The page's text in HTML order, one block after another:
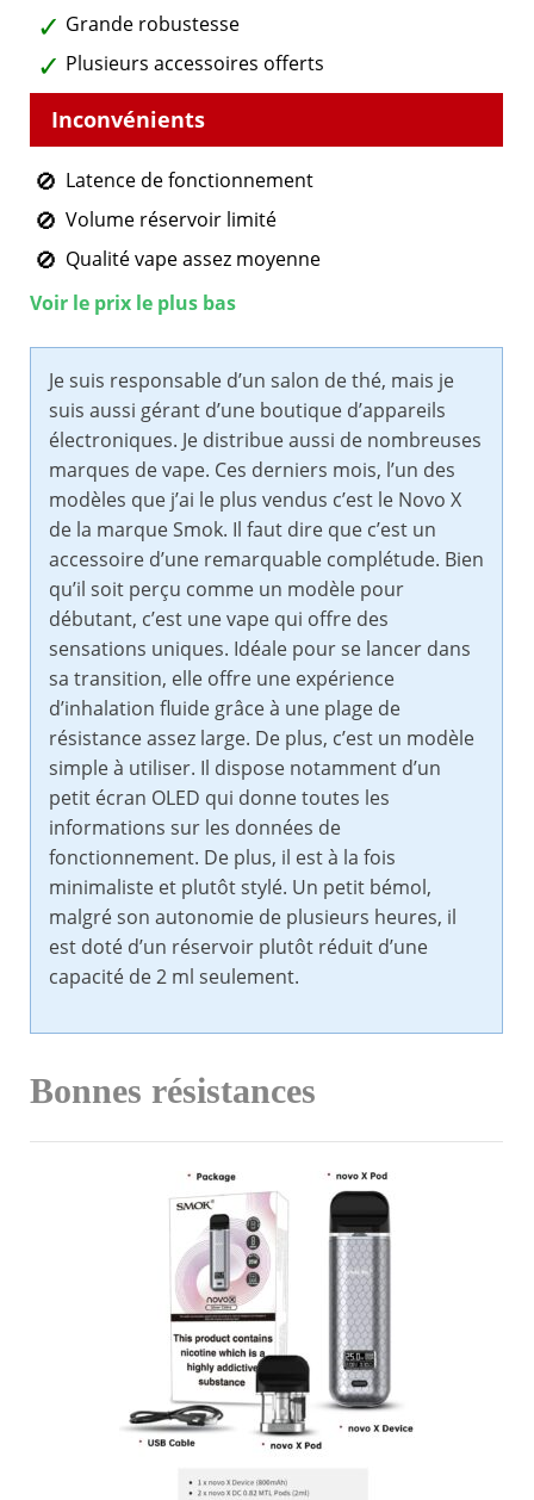
Grande robustesse
Plusieurs accessoires offerts
Latence de fonctionnement
Volume réservoir limité
Qualité vape assez moyenne
Voir le prix le plus bas
Je suis responsable d’un salon de thé, mais je
suis aussi gérant d’une boutique d’appareils
électroniques. Je distribue aussi de nombreuses
marques de vape. Ces derniers mois, l’un des
modèles que j’ai le plus vendus c’est le Novo X
de la marque Smok. Il faut dire que c’est un
accessoire d’une remarquable complétude. Bien
qu’il soit perçu comme un modèle pour
débutant, c’est une vape qui offre des
sensations uniques. Idéale pour se lancer dans
sa transition, elle offre une expérience
d’inhalation fluide grâce à une plage de
résistance assez large. De plus, c’est un modèle
simple à utiliser. Il dispose notamment d’un
petit écran OLED qui donne toutes les
informations sur les données de
fonctionnement. De plus, il est à la fois
minimaliste et plutôt stylé. Un petit bémol,
malgré son autonomie de plusieurs heures, il
est doté d’un réservoir plutôt réduit d’une
capacité de 2 ml seulement.
Bonnes résistances